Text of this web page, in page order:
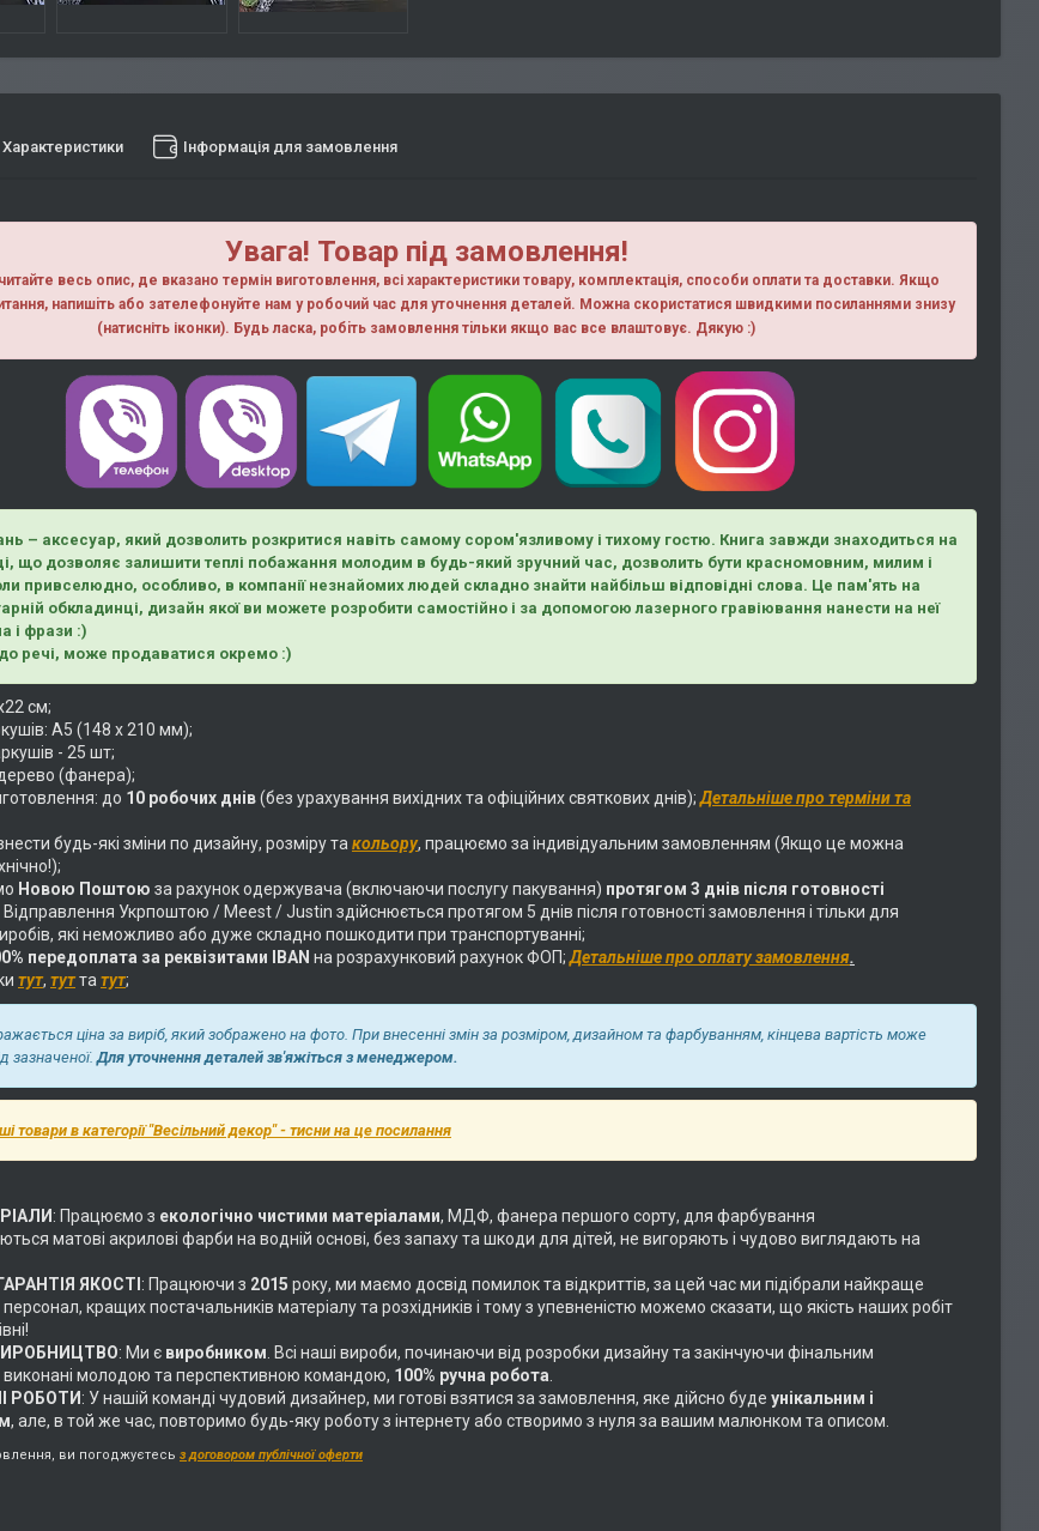
Характеристики Інформація для замовлення
Увага! Товар під замовлення!
весь опис, де вказано термін виготовлення, всі характеристики товару, комплектація, способи оплати та доставки. Якщо
напишiть або зателефонуйте нам у робочий час для уточнення деталей. Можна скористатися швидкими посиланнями знизу
(натисніть іконки). Будь ласка, робiть замовлення тiльки якщо вас все влаштовує. Дякую :)
– аксесуар, який дозволить розкритися навіть самому сором'язливому і тихому гостю. Книга завжди знаходиться на
що дозволяє залишити теплі побажання молодим в будь-який зручний час, дозволить бути красномовним, милим і
привселюдно, особливо, в компанії незнайомих людей складно знайти найбільш відповідні слова. Це пам'ять на
обкладинці, дизайн якої ви можете розробити самостійно і за допомогою лазерного гравіювання нанести на неї
і фрази :)
речі, може продаватися окремо :)
см;
А5 (148 х 210 мм);
- 25 шт;
(фанера);
до 10 робочих днів(без урахування вихідних та офіційних святкових днів);Детальніше про терміни та
будь-які зміни по дизайну, розміру та кольору, працюємо за індивідуальним замовленням (Якщо це можна
Новою Поштою за рахунок одержувача (включаючи послугу пакування) протягом 3 днів після готовності
Укрпоштою / Meest / Justin здійснюється протягом 5 днів після готовності замовлення і тільки для
які неможливо або дуже складно пошкодити при транспортуванні;
передоплата за реквізитами IBAN на розрахунковий рахунок ФОП;Детальніше про оплату замовлення.
тут, тутта тут;
ціна за виріб, який зображено на фото. При внесенні змін за розміром, дизайном та фарбуванням, кінцева вартість може
зазначеної.Для уточнення деталей зв'яжіться з менеджером.
товари в категорії "Весільний декор" - тисни на це посилання
: Працюємо з екологічно чистими матеріалами, МДФ, фанера першого сорту, для фарбування
матові акрилові фарби на водній основі, без запаху та шкоди для дітей, не вигоряють і чудово виглядають на
ЯКОСТІ : Працюючи з 2015 року, ми маємо досвід помилок та відкриттів, за цей час ми підібрали найкраще
кращих постачальників матеріалу та розхідників і тому з упевненістю можемо сказати, що якість наших робіт
: Ми є виробником . Всі наші вироби, починаючи від розробки дизайну та закінчуючи фінальним
молодою та перспективною командою, 100% ручна робота
РОБОТИ : У нашій команді чудовий дизайнер, ми готові взятися за замовлення, яке дійсно буде унікальним і
, але, в той же час, повторимо будь-яку роботу з інтернету або створимо з нуля за вашим малюнком та описом.
ви погоджуєтесь з договором публічної оферти